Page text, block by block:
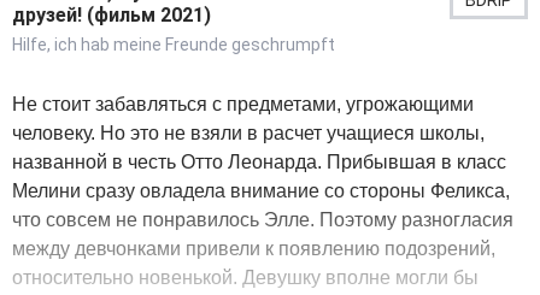
друзей! (фильм 2021)
Hilfe, ich hab meine Freunde geschrumpft
Не стоит забавляться с предметами, угрожающими
человеку. Но это не взяли в расчет учащиеся школы,
названной в честь Отто Леонарда. Прибывшая в класс
Мелини сразу овладела внимание со стороны Феликса,
что совсем не понравилось Элле. Поэтому разногласия
между девчонками привели к появлению подозрений,
относительно новенькой. Девушку вполне могли бы